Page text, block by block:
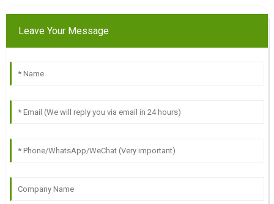
Leave Your Message